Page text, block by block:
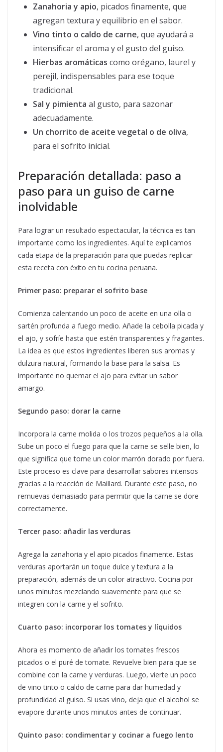
Zanahoria y apio, picados finamente, que
agregan textura y equilibrio en el sabor.
Vino tinto o caldo de carne, que ayudará a
intensificar el aroma y el gusto del guiso.
Hierbas aromáticas como orégano, laurel y
perejil, indispensables para ese toque
tradicional.
Sal y pimienta al gusto, para sazonar
adecuadamente.
Un chorrito de aceite vegetal o de oliva,
para el sofrito inicial.
Preparación detallada: paso a
paso para un guiso de carne
inolvidable
Para lograr un resultado espectacular, la técnica es tan
importante como los ingredientes. Aquí te explicamos
cada etapa de la preparación para que puedas replicar
esta receta con éxito en tu cocina peruana.
Primer paso: preparar el sofrito base
Comienza calentando un poco de aceite en una olla o
sartén profunda a fuego medio. Añade la cebolla picada y
el ajo, y sofríe hasta que estén transparentes y fragantes.
La idea es que estos ingredientes liberen sus aromas y
dulzura natural, formando la base para la salsa. Es
importante no quemar el ajo para evitar un sabor
amargo.
Segundo paso: dorar la carne
Incorpora la carne molida o los trozos pequeños a la olla.
Sube un poco el fuego para que la carne se selle bien, lo
que significa que tome un color marrón dorado por fuera.
Este proceso es clave para desarrollar sabores intensos
gracias a la reacción de Maillard. Durante este paso, no
remuevas demasiado para permitir que la carne se dore
correctamente.
Tercer paso: añadir las verduras
Agrega la zanahoria y el apio picados finamente. Estas
verduras aportarán un toque dulce y textura a la
preparación, además de un color atractivo. Cocina por
unos minutos mezclando suavemente para que se
integren con la carne y el sofrito.
Cuarto paso: incorporar los tomates y líquidos
Ahora es momento de añadir los tomates frescos
picados o el puré de tomate. Revuelve bien para que se
combine con la carne y verduras. Luego, vierte un poco
de vino tinto o caldo de carne para dar humedad y
profundidad al guiso. Si usas vino, deja que el alcohol se
evapore durante unos minutos antes de continuar.
Quinto paso: condimentar y cocinar a fuego lento